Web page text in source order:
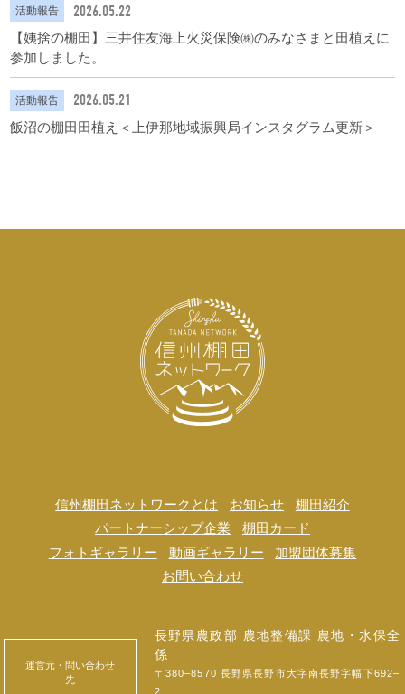
活動報告 2026.05.22
【姨捨の棚田】三井住友海上火災保険㈱のみなさまと田植えに
参加しました。
活動報告 2026.05.21
飯沼の棚田田植え＜上伊那地域振興局インスタグラム更新＞
信州棚田ネットワークとは お知らせ
棚田紹介
パートナーシップ企業
棚田カード
フォトギャラリー
動画ギャラリー
加盟団体募集
お問い合わせ
運営元・問い合わせ
先
長野県農政部 農地整備課 農地・水保全
係
〒380‒8570 長野県長野市大字南長野字幅下692‒
2